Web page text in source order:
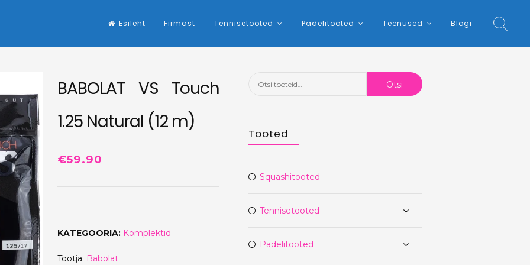
Esileht Firmast Tennisetooted Padelitooted Teenused Blogi
BABOLAT VS Touch
1.25 Natural (12 m)
€59.90
KATEGOORIA: Komplektid
Tootja: Babolat
Otsi: Otsi
Tooted
Squashitooted
Tennisetooted
Padelitooted